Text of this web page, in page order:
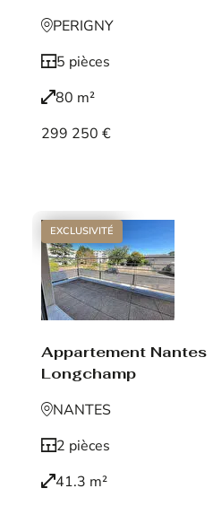
PERIGNY
5 pièces
80 m²
299 250 €
EXCLUSIVITÉ
Appartement Nantes
Longchamp
NANTES
2 pièces
41.3 m²